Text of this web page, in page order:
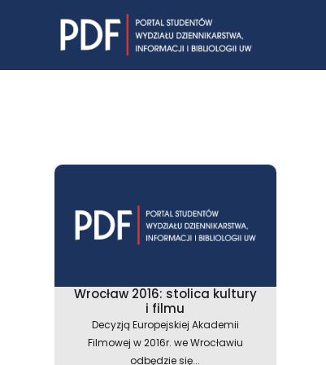
Wrocław 2016: stolica kultury
i filmu
Decyzją Europejskiej Akademii
Filmowej w 2016r. we Wrocławiu
odbędzie się...